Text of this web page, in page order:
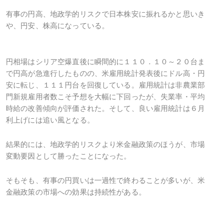
有事の円高、地政学的リスクで日本株安に振れるかと思いき
や、円安、株高になっている。
円相場はシリア空爆直後に瞬間的に１１０．１０～２０台ま
で円高が急進行したものの、米雇用統計発表後にドル高・円
安に転じ、１１１円台を回復している。雇用統計は非農業部
門新規雇用者数こそ予想を大幅に下回ったが、失業率・平均
時給の改善傾向が評価された。そして、良い雇用統計は６月
利上げには追い風となる。
結果的には、地政学的リスクより米金融政策のほうが、市場
変動要因として勝ったことになった。
そもそも、有事の円買いは一過性で終わることが多いが、米
金融政策の市場への効果は持続性がある。